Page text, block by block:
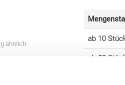
ähnlich
ab 10
ab 50 Stück